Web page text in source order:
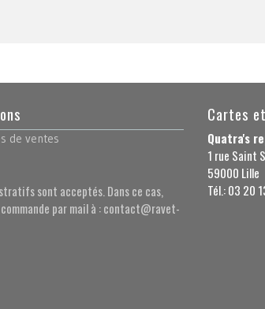
de ventes
sont acceptés. Dans ce cas,
par mail à : contact@ravet-
Cartes
Quatra's
1 rue Saint
59000 Lille
Tél.: 03 20